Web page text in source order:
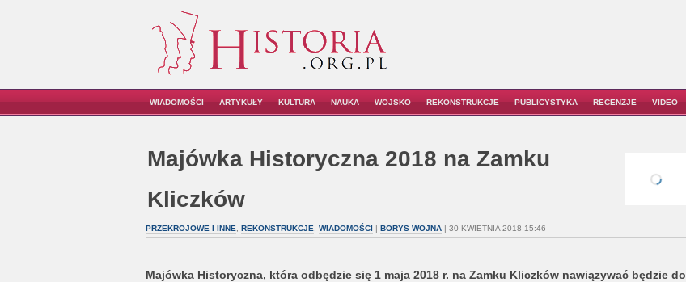
WIADOMOŚCI ARTYKUŁY KULTURA NAUKA WOJSKO REKONSTRUKCJE PUBLICYSTYKA RECENZJE VIDEO
Majówka Historyczna 2018 na Zamku
Kliczków
PRZEKROJOWE I INNE REKONSTRUKCJE WIADOMOŚCI| BORYS WOJNA| 30 KWIETNIA 2018 15:46
Majówka Historyczna, która odbędzie się 1 maja 2018 r. na Zamku Kliczków nawiązywać będzie do